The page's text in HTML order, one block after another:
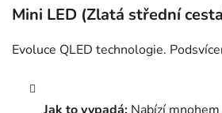
Mini LED (Zlatá střední
Evoluce QLED technologie.
Jak to vypadá: Nabízí